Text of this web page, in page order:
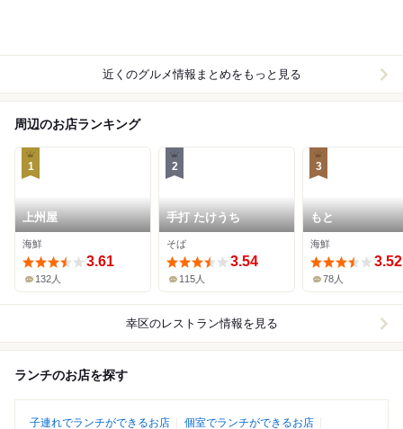
近くのグルメ情報まとめをもっと見る
周辺のお店ランキング
1
上州屋
海鮮
3.61
132人
2
手打 たけうち
そば
3.54
115人
3
もと
海鮮
3.52
78人
幸区のレストラン情報を見る
ランチのお店を探す
子連れでランチができるお店
個室でランチができるお店